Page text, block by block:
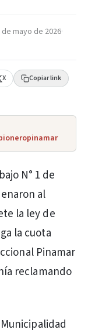
de mayo de 2026·
X Copiar link
N° 1 de
al
la ley de
la cuota
Pinamar
reclamando